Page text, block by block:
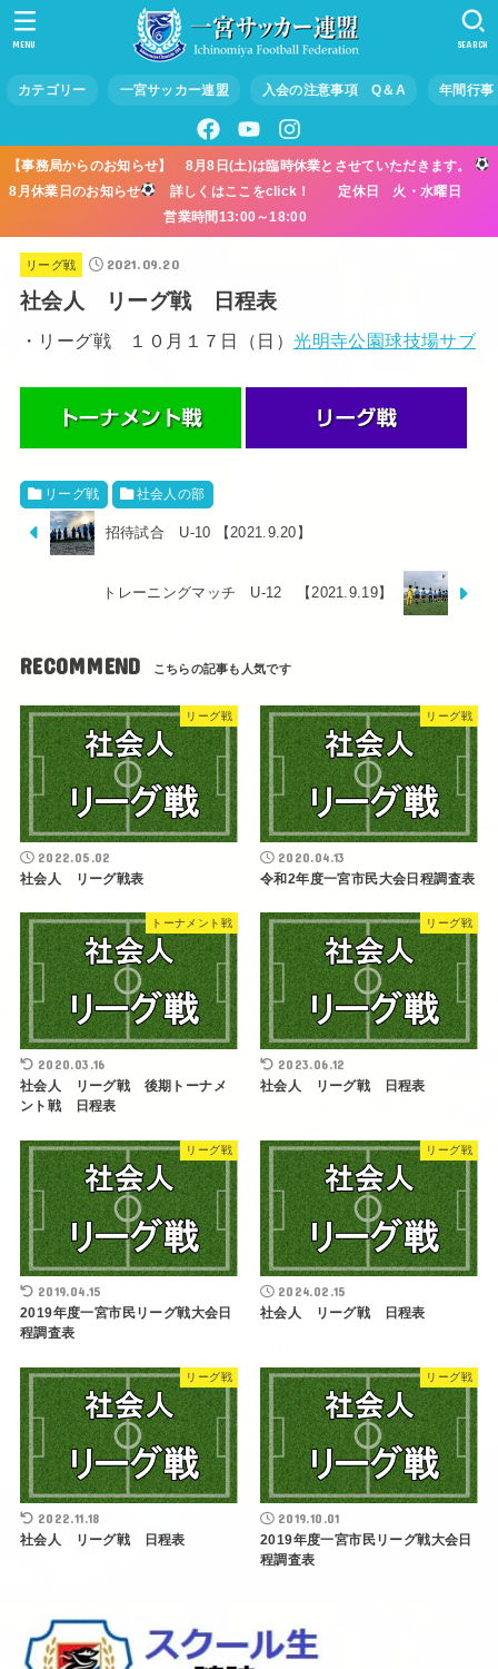
カテゴリー 一宮サッカー連盟 入会の注意事項 Q＆A 年間行事
SEARCH
MENU
【事務局からのお知らせ】 8月8日(土)は臨時休業とさせていただきます。
8月休業日のお知らせ
詳しくはここをclick！ 定休日 火・水曜日
営業時間13:00～18:00
リーグ戦 2021.09.20
社会人 リーグ戦 日程表
・リーグ戦 １０月１７日（日）光明寺公園球技場サブ
リーグ戦 社会人の部
招待試合 U-10 【2021.9.20】
トレーニングマッチ U-12 【2021.9.19】
RECOMMEND
リーグ戦
2022.05.02
社会人 リーグ戦表
リーグ戦
2020.04.13
令和2年度一宮市民大会日程調査表
トーナメント戦
2020.03.16
社会人 リーグ戦 後期トーナメ
ント戦 日程表
リーグ戦
2023.06.12
社会人 リーグ戦 日程表
リーグ戦
2019.04.15
2019年度一宮市民リーグ戦大会日
程調査表
リーグ戦
2024.02.15
社会人 リーグ戦 日程表
リーグ戦
2022.11.18
社会人 リーグ戦 日程表
リーグ戦
2019.10.01
2019年度一宮市民リーグ戦大会日
程調査表